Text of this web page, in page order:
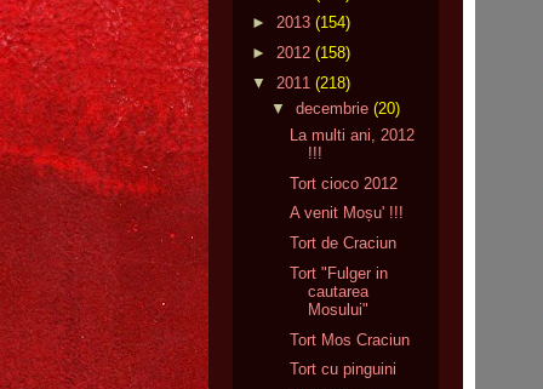
► 2013 (154)
► 2012 (158)
▼
2011 (218)
▼
decembrie (20)
La multi ani, 2012
!!!
Tort cioco 2012
A venit Moșu' !!!
Tort de Craciun
Tort "Fulger in
cautarea
Mosului"
Tort Mos Craciun
Tort cu pinguini